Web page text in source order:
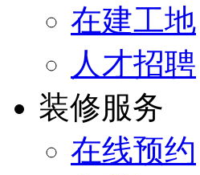
在建工地
人才招聘
装修服务
在线预约